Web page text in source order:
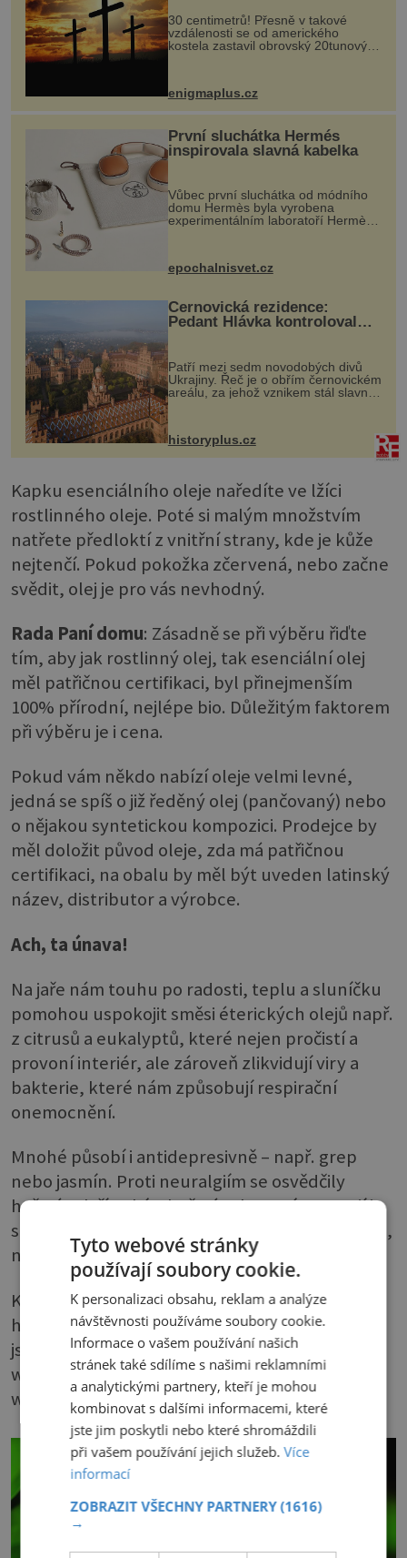
30 centimetrů! Přesně v takové
vzdálenosti se od amerického
kostela zastavil obrovský 20tunový
...
enigmaplus.cz
První sluchátka Hermés
inspirovala slavná kabelka
Vůbec první sluchátka od módního
domu Hermès byla vyrobena
experimentálním laboratoří Hermès
kovový...
epochalnisvet.cz
Černovická rezidence:
Pedant Hlávka kontroloval
Patří mezi sedm novodobých divů
Ukrajiny. Řeč je o obřím černovickém
areálu, za jehož vznikem stál slavný
český architekt Josef Hlávka. Ten si
na něm dal mimořádně záležet. Jeho
stavební plány by při ...
historyplus.cz
Kapku esenciálního oleje naředíte ve lžíci
rostlinného oleje. Poté si malým množstvím
natřete předloktí z vnitřní strany, kde je kůže
nejtenčí. Pokud pokožka zčervená, nebo začne
svědit, olej je pro vás nevhodný.
Rada Paní domu: Zásadně se při výběru řiďte
tím, aby jak rostlinný olej, tak esenciální olej
měl patřičnou certifikaci, byl přinejmenším
100% přírodní, nejlépe bio. Důležitým faktorem
při výběru je i cena.
Pokud vám někdo nabízí oleje velmi levné,
jedná se spíš o již ředěný olej (pančovaný) nebo
o nějakou syntetickou kompozici. Prodejce by
měl doložit původ oleje, zda má patřičnou
certifikaci, na obalu by měl být uveden latinský
název, distributor a výrobce.
Ach, ta únava!
Na jaře nám touhu po radosti, teplu a sluníčku
pomohou uspokojit směsi éterických olejů např.
z citrusů a eukalyptů, které nejen pročistí a
provoní interiér, ale zároveň zlikvidují viry a
bakterie, které nám způsobují respirační
onemocnění.
Mnohé působí i antidepresivně – např. grep
nebo jasmín. Proti neuralgiím se osvědčily
heřmánek římský a heřmánek pravý. Fungují i
směsi v roll-onech, např. proti stresu a emocím,
na bolesti hlavy.
Každý olej řeší něco jiného, a protože je jich
hodně, nelze je vyjmenovat všechny. Vybrali
jsme tedy alespoň některé (další najdete na
www. kvetinyprozdravi.cz, nebo na
www.saloos.cz/aromaterapie).
Tyto webové stránky
používají soubory cookie.
K personalizaci obsahu, reklam a analýze
návštěvnosti používáme soubory cookie.
Informace o vašem používání našich
stránek také sdílíme s našimi reklamními
a analytickými partnery, kteří je mohou
kombinovat s dalšími informacemi, které
jste jim poskytli nebo které shromáždili
při vašem používání jejich služeb.Více
informací
ZOBRAZIT VŠECHNY PARTNERY(1616)
→